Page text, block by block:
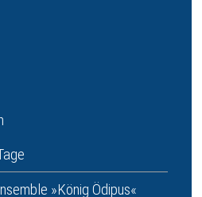
»König Ödipus«